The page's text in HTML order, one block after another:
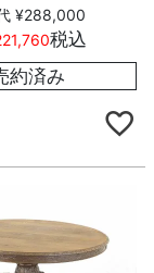
¥288,000
税込
約済み